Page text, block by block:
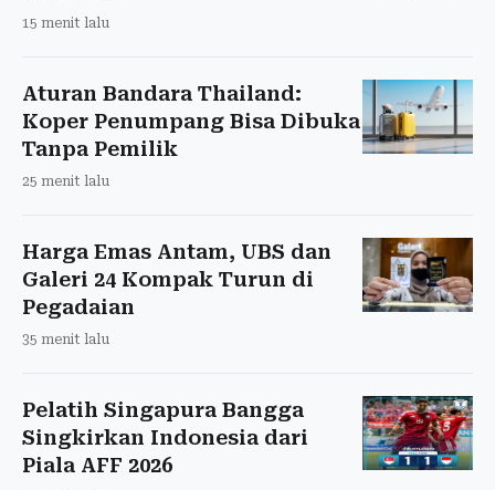
15 menit lalu
Aturan Bandara Thailand:
Koper Penumpang Bisa Dibuka
Tanpa Pemilik
25 menit lalu
Harga Emas Antam, UBS dan
Galeri 24 Kompak Turun di
Pegadaian
35 menit lalu
Pelatih Singapura Bangga
Singkirkan Indonesia dari
Piala AFF 2026